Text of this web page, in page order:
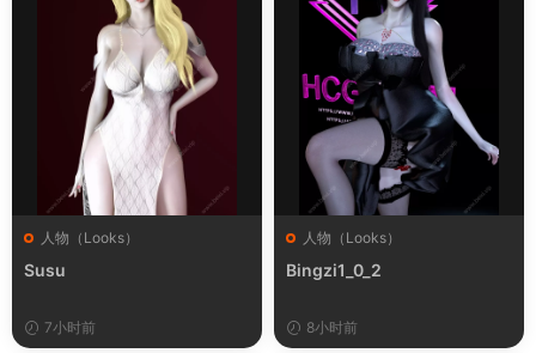
人物（Looks）
Susu
7小时前
人物（Looks）
Bingzi1_0_2
8小时前